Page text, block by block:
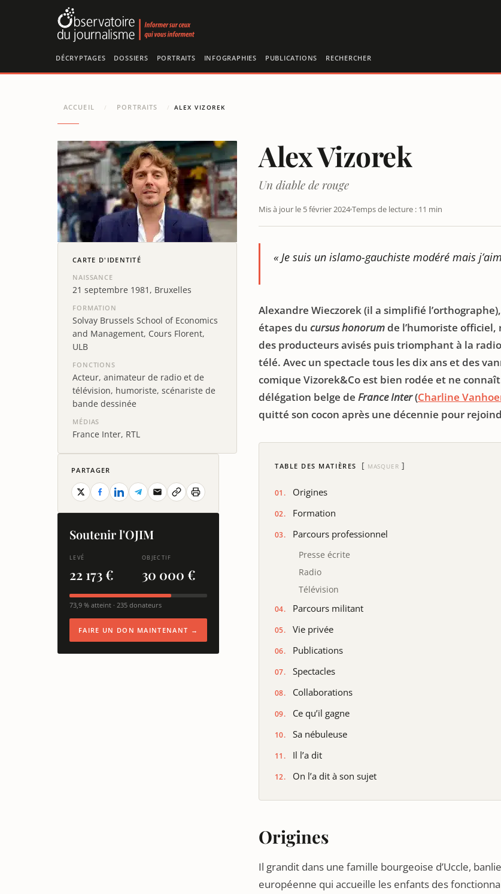
DÉCRYPTAGES DOSSIERS PORTRAITS INFOGRAPHIES PUBLICATIONS RECHERCHER
ACCUEIL / PORTRAITS / ALEX VIZOREK
CARTE D'IDENTITÉ
NAISSANCE
21 septembre 1981, Bruxelles
FORMATION
Solvay Brussels School of Economics
and Management, Cours Florent,
ULB
FONCTIONS
Acteur, animateur de radio et de
télévision, humoriste, scénariste de
bande dessinée
MÉDIAS
France Inter, RTL
PARTAGER
Soutenir l'OJIM
LEVÉ
22 173 €
OBJECTIF
30 000 €
73,9 % atteint · 235 donateurs
FAIRE UN DON MAINTENANT →
Alex Vizorek
Un diable de rouge
Mis à jour le 5 février 2024Temps de lecture : 11 min
« Je suis un islamo-gauchiste modéré mais
Alexandre Wieczorek (il a simplifié
étapes du cursus honorumde l’humoriste
des producteurs avisés puis triomphant à la
télé. Avec un spectacle tous les dix ans et des
comique Vizorek&Co est bien rodée et ne
délégation belge de France Inter(Charline
quitté son cocon après une décennie pour
TABLE DES MATIÈRES MASQUER
Origines
Formation
Parcours professionnel
Presse écrite
Radio
Télévision
Parcours militant
Vie privée
Publications
Spectacles
Collaborations
Ce qu’il gagne
Sa nébuleuse
Il l’a dit
On l’a dit à son sujet
Origines
Il grandit dans une famille bourgeoise d’Uccle,
européenne qui accueille les enfants des
Panneau de gestion des cookies